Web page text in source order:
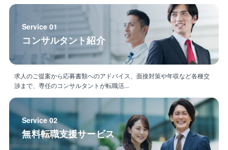
Service 01
コンサルタント紹介
求人のご提案から応募書類へのアドバイス、面接対策や年収など各種交
渉まで、専任のコンサルタントが転職活...
Service 02
無料転職支援サービス